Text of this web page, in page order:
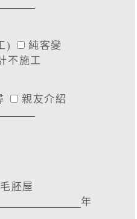
)
純客變
不施工
親友介紹
毛胚屋
年